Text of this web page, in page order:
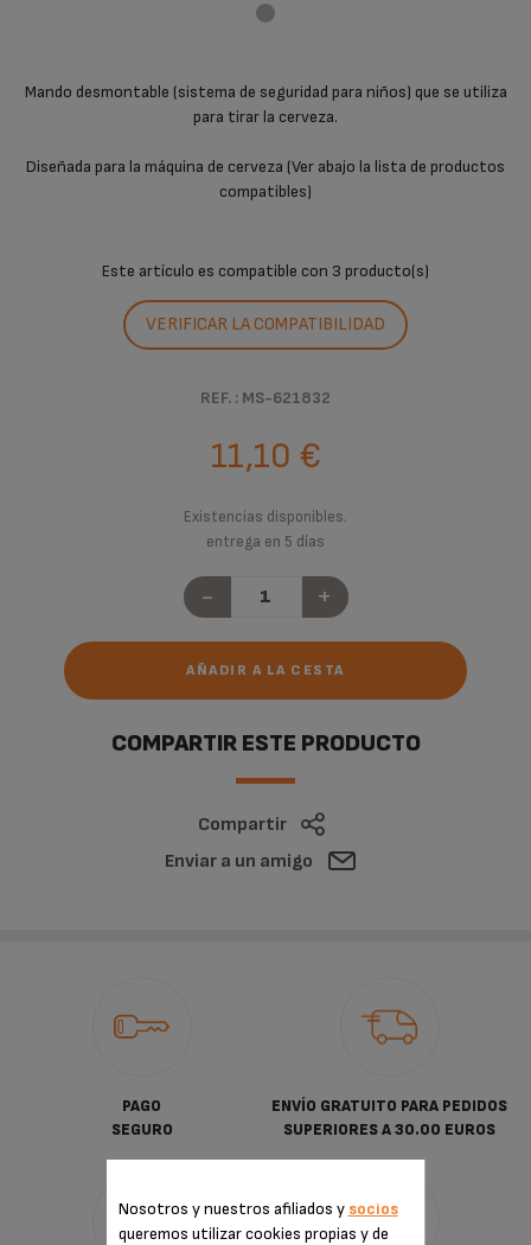
Mando desmontable (sistema de seguridad para niños) que se utiliza
para tirar la cerveza.
Diseñada para la máquina de cerveza (Ver abajo la lista de productos
compatibles)
Este artículo es compatible con 3 producto(s)
VERIFICAR LA COMPATIBILIDAD
REF. : MS-621832
11,10 €
Existencias disponibles.
entrega en 5 días
- +
AÑADIR A LA CESTA
COMPARTIR ESTE PRODUCTO
Compartir
Enviar a un amigo
PAGO
SEGURO
ENVÍO GRATUITO PARA PEDIDOS
SUPERIORES A 30.00 EUROS
Nosotros y nuestros afiliados y socios
queremos utilizar cookies propias y de